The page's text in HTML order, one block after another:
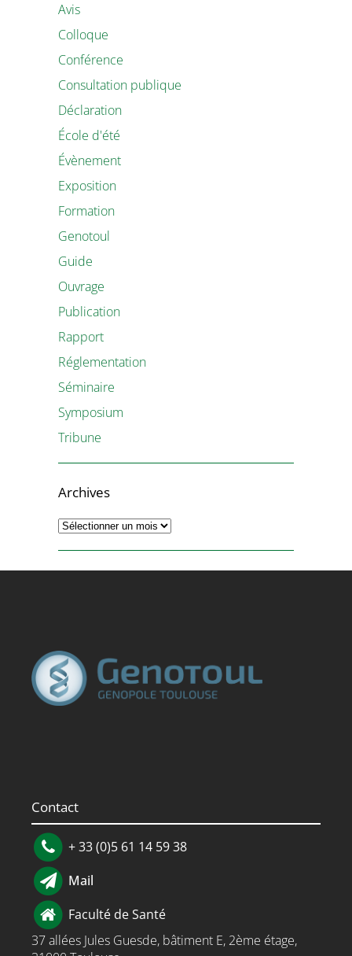
Avis
Colloque
Conférence
Consultation publique
Déclaration
École d'été
Évènement
Exposition
Formation
Genotoul
Guide
Ouvrage
Publication
Rapport
Réglementation
Séminaire
Symposium
Tribune
Archives
Archives
Contact
+ 33 (0)5 61 14 59 38
Mail
Faculté de Santé
37 allées Jules Guesde, bâtiment E, 2ème étage,